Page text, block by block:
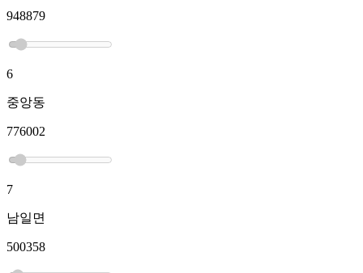
948879
6
중앙동
776002
7
남일면
500358